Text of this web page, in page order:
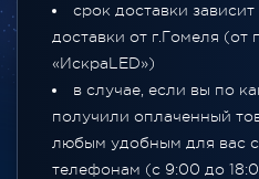
срок доставки
доставки от г.Гомеля (от
«ИскраLED»)
в случае, если вы по
получили оплаченный
любым удобным для вас
телефонам (с 9:00 до